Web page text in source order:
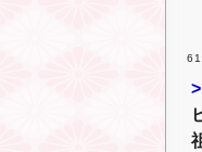
61: